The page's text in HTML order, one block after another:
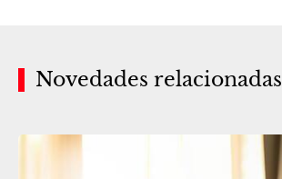
Novedades relacionadas